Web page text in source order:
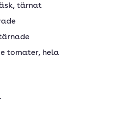
, tärnat
tomater, hela